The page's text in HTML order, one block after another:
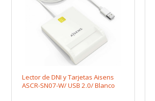
Lector de DNI y Tarjetas Aisens
ASCR-SN07-W/ USB 2.0/ Blanco